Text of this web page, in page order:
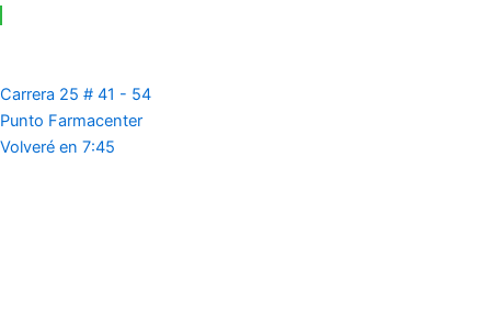
Carrera 25 # 41 - 54
Punto Farmacenter
Volveré en 7:45